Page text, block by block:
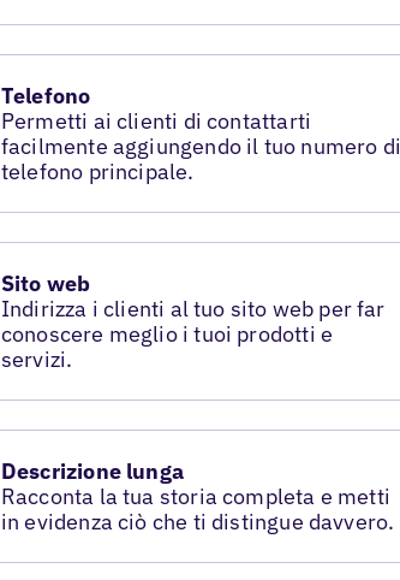
Telefono
Permetti ai clienti di contattarti
facilmente aggiungendo il tuo numero di
telefono principale.
Sito web
Indirizza i clienti al tuo sito web per far
conoscere meglio i tuoi prodotti e
servizi.
Descrizione lunga
Racconta la tua storia completa e metti
in evidenza ciò che ti distingue davvero.